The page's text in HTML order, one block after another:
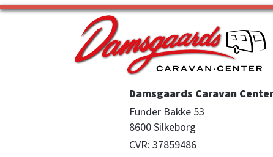
Damsgaards Caravan
Funder Bakke 53
8600 Silkeborg
CVR: 37859486